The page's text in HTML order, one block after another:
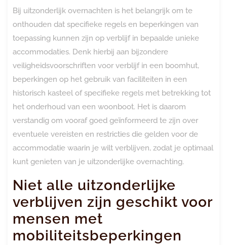
Bij uitzonderlijk overnachten is het belangrijk om te
onthouden dat specifieke regels en beperkingen van
toepassing kunnen zijn op verblijf in bepaalde unieke
accommodaties. Denk hierbij aan bijzondere
veiligheidsvoorschriften voor verblijf in een boomhut,
beperkingen op het gebruik van faciliteiten in een
historisch kasteel of specifieke regels met betrekking tot
het onderhoud van een woonboot. Het is daarom
verstandig om vooraf goed geïnformeerd te zijn over
eventuele vereisten en restricties die gelden voor de
accommodatie waarin je wilt verblijven, zodat je optimaal
kunt genieten van je uitzonderlijke overnachting.
Niet alle uitzonderlijke
verblijven zijn geschikt voor
mensen met
mobiliteitsbeperkingen